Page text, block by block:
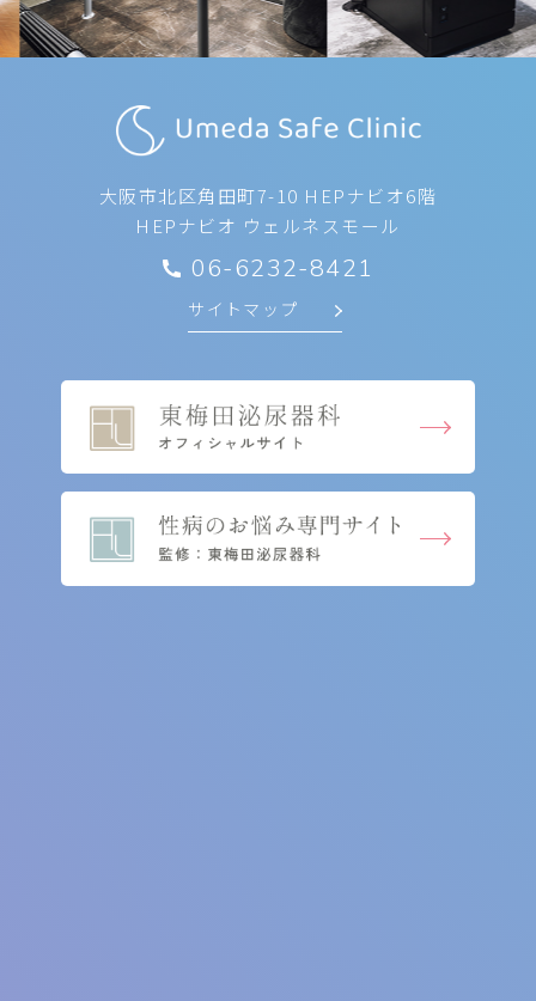
大阪市北区角田町7-10 HEPナビオ6階
HEPナビオ ウェルネスモール
06-6232-8421
サイトマップ